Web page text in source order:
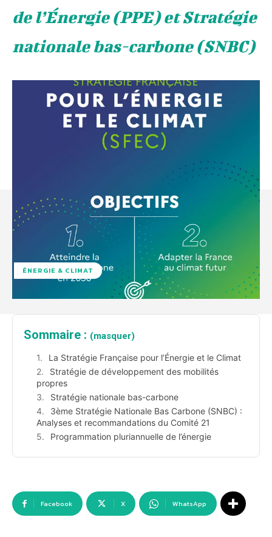
de l’Énergie (PPE) et Stratégie
nationale bas-carbone (SNBC)
ÉNERGIE & CLIMAT
Sommaire : (masquer)
La Stratégie Française pour l’Énergie et le Climat
Stratégie de développement des mobilités
propres
Stratégie nationale bas-carbone
3ème Stratégie Nationale Bas Carbone (SNBC) :
Analyses et recommandations du Comité 21
Programmation pluriannuelle de l’énergie
Facebook X WhatsApp